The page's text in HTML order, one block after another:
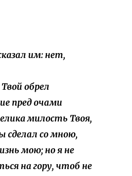
им: нет,
обрел
пред очами
милость Твоя,
сделал со мною,
мою; но я не
на гору, чтоб не